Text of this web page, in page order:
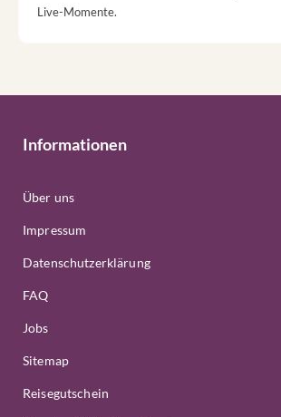
Live-Momente.
Informationen
Über uns
Impressum
Datenschutzerklärung
FAQ
Jobs
Sitemap
Reisegutschein